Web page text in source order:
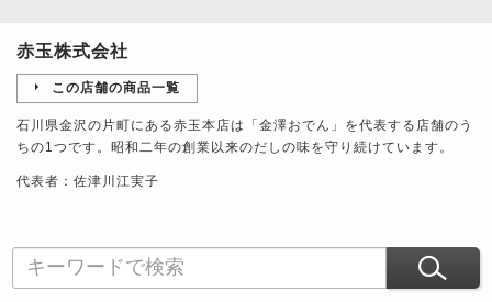
赤玉株式会社
この店舗の商品一覧
石川県金沢の片町にある赤玉本店は「金澤おでん」を代表する店舗のう
ちの1つです。昭和二年の創業以来のだしの味を守り続けています。
代表者：佐津川江実子